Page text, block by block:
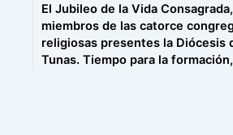
El Jubileo de la Vida
miembros de las catorce
religiosas presentes la Diócesis
Tunas. Tiempo para la